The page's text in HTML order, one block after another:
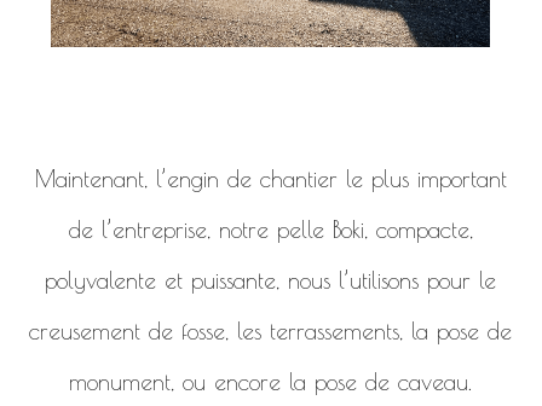
Maintenant, l’engin de chantier le plus important
de l’entreprise, notre pelle Boki, compacte,
polyvalente et puissante, nous l’utilisons pour le
creusement de fosse, les terrassements, la pose de
monument, ou encore la pose de caveau.